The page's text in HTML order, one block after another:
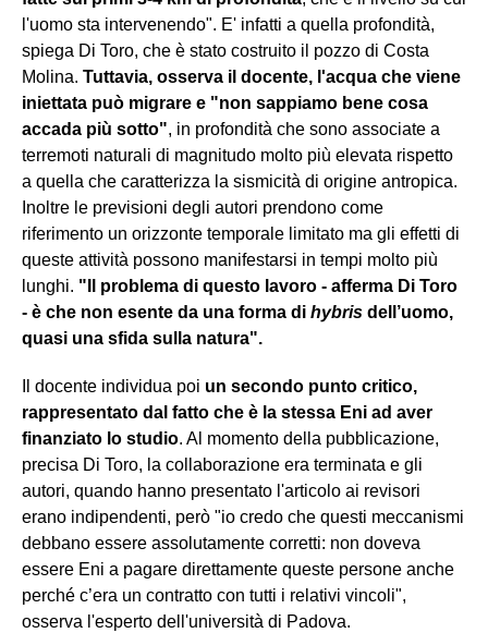
l'uomo sta intervenendo". E' infatti a quella profondità,
spiega Di Toro, che è stato costruito il pozzo di Costa
Molina. Tuttavia, osserva il docente, l'acqua che viene
iniettata può migrare e "non sappiamo bene cosa
accada più sotto", in profondità che sono associate a
terremoti naturali di magnitudo molto più elevata rispetto
a quella che caratterizza la sismicità di origine antropica.
Inoltre le previsioni degli autori prendono come
riferimento un orizzonte temporale limitato ma gli effetti di
queste attività possono manifestarsi in tempi molto più
lunghi. "Il problema di questo lavoro - afferma Di Toro
- è che non esente da una forma di hybris dell’uomo,
quasi una sfida sulla natura".
Il docente individua poi un secondo punto critico,
rappresentato dal fatto che è la stessa Eni ad aver
finanziato lo studio. Al momento della pubblicazione,
precisa Di Toro, la collaborazione era terminata e gli
autori, quando hanno presentato l'articolo ai revisori
erano indipendenti, però "io credo che questi meccanismi
debbano essere assolutamente corretti: non doveva
essere Eni a pagare direttamente queste persone anche
perché c’era un contratto con tutti i relativi vincoli",
osserva l'esperto dell'università di Padova.